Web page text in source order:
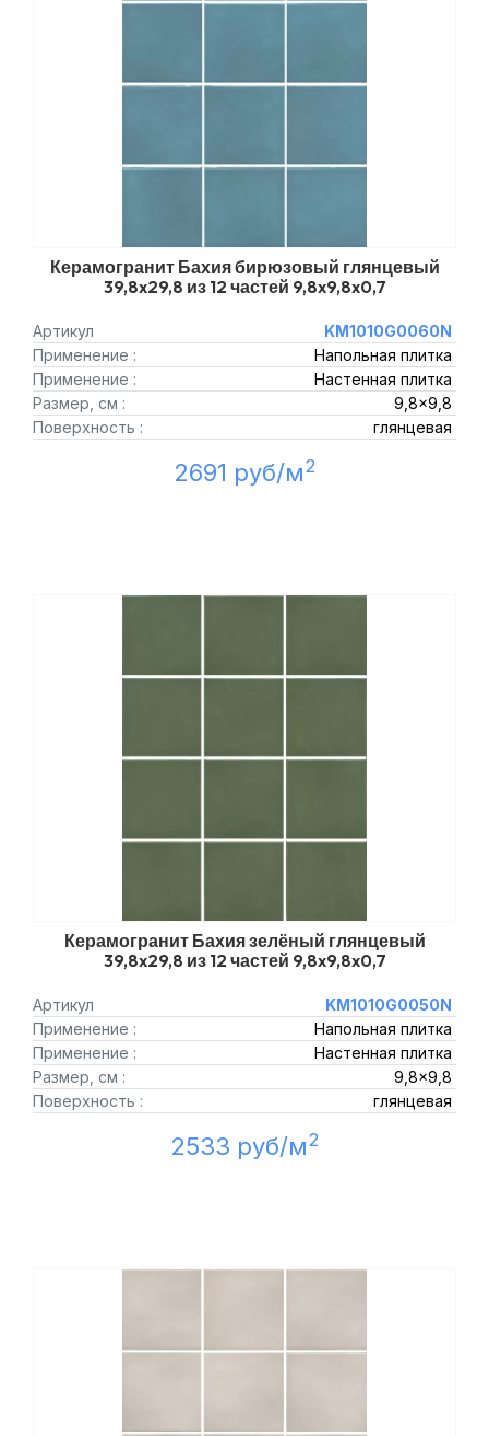
Керамогранит Бахия бирюзовый глянцевый
39,8x29,8 из 12 частей 9,8x9,8x0,7
Артикул
KM1010G0060N
Применение :
Напольная плитка
Применение :
Настенная плитка
Размер, см :
9,8x9,8
Поверхность :
глянцевая
2691 руб/м2
Керамогранит Бахия зелёный глянцевый
39,8x29,8 из 12 частей 9,8x9,8x0,7
Артикул
KM1010G0050N
Применение :
Напольная плитка
Применение :
Настенная плитка
Размер, см :
9,8x9,8
Поверхность :
глянцевая
2533 руб/м2